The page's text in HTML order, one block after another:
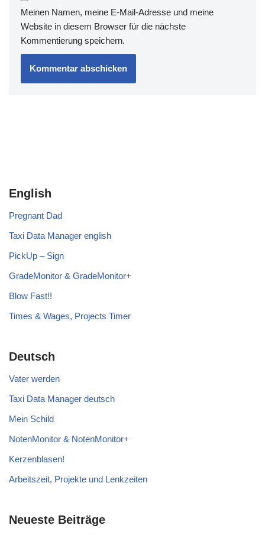
Meinen Namen, meine E-Mail-Adresse und meine
Website in diesem Browser für die nächste
Kommentierung speichern.
English
Pregnant Dad
Taxi Data Manager english
PickUp – Sign
GradeMonitor & GradeMonitor+
Blow Fast!!
Times & Wages, Projects Timer
Deutsch
Vater werden
Taxi Data Manager deutsch
Mein Schild
NotenMonitor & NotenMonitor+
Kerzenblasen!
Arbeitszeit, Projekte und Lenkzeiten
Neueste Beiträge